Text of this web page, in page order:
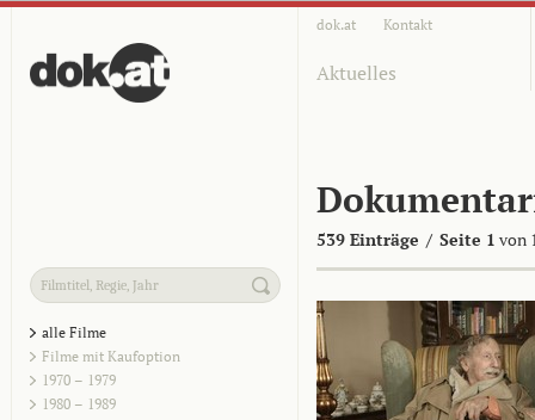
dok.at Kontakt
Aktuelles
539 Einträge / Seite 1 von
alle Filme
Filme mit Kaufoption
1970 – 1979
1980 – 1989